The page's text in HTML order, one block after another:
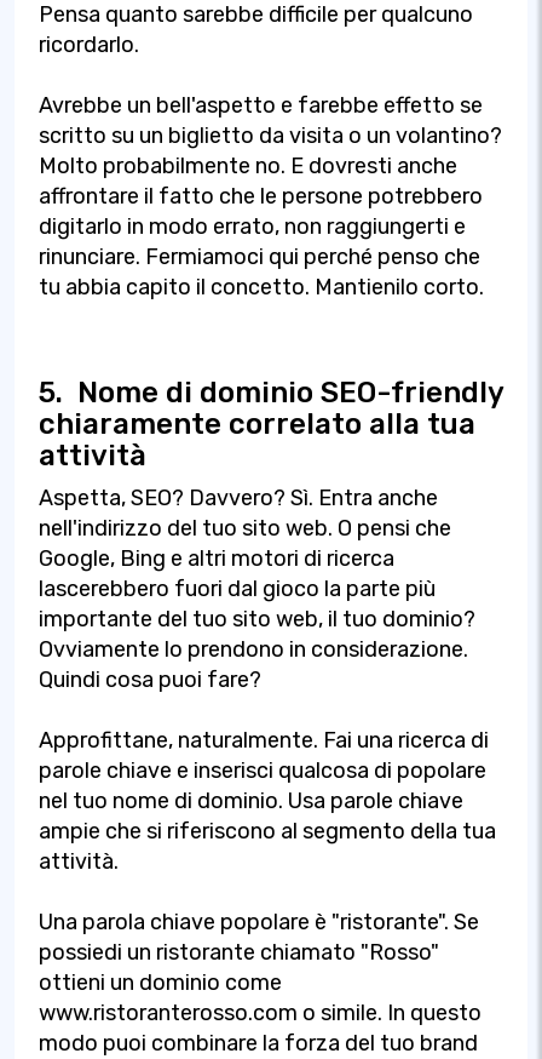
Pensa quanto sarebbe difficile per qualcuno
ricordarlo.
Avrebbe un bell'aspetto e farebbe effetto se
scritto su un biglietto da visita o un volantino?
Molto probabilmente no. E dovresti anche
affrontare il fatto che le persone potrebbero
digitarlo in modo errato, non raggiungerti e
rinunciare. Fermiamoci qui perché penso che
tu abbia capito il concetto. Mantienilo corto.
5. Nome di dominio SEO-friendly
chiaramente correlato alla tua
attività
Aspetta, SEO? Davvero? Sì. Entra anche
nell'indirizzo del tuo sito web. O pensi che
Google, Bing e altri motori di ricerca
lascerebbero fuori dal gioco la parte più
importante del tuo sito web, il tuo dominio?
Ovviamente lo prendono in considerazione.
Quindi cosa puoi fare?
Approfittane, naturalmente. Fai una ricerca di
parole chiave e inserisci qualcosa di popolare
nel tuo nome di dominio. Usa parole chiave
ampie che si riferiscono al segmento della tua
attività.
Una parola chiave popolare è "ristorante". Se
possiedi un ristorante chiamato "Rosso"
ottieni un dominio come
www.ristoranterosso.com o simile. In questo
modo puoi combinare la forza del tuo brand